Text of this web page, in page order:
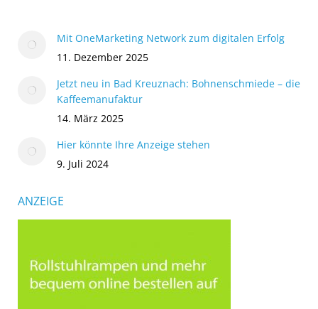
Mit OneMarketing Network zum digitalen Erfolg
11. Dezember 2025
Jetzt neu in Bad Kreuznach: Bohnenschmiede – die
Kaffeemanufaktur
14. März 2025
Hier könnte Ihre Anzeige stehen
9. Juli 2024
ANZEIGE